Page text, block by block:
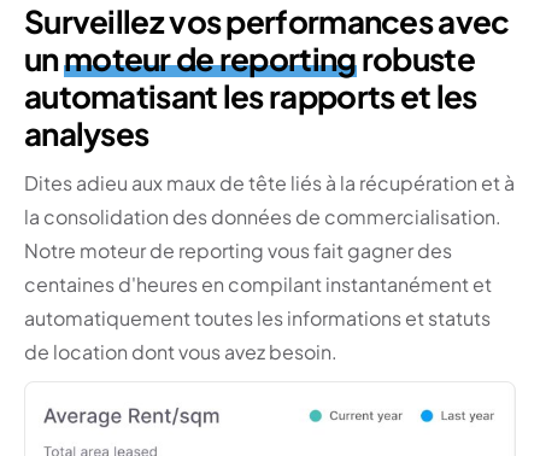
Surveillez vos performances avec
unmoteur de reportingrobuste
automatisant les rapports et les
analyses
Dites adieu aux maux de tête liés à la récupération et à
la consolidation des données de commercialisation.
Notre moteur de reporting vous fait gagner des
centaines d'heures en compilant instantanément et
automatiquement toutes les informations et statuts
de location dont vous avez besoin.